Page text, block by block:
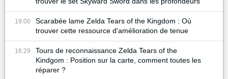
19:00
Scarabée lame Zelda Tears of the Kingdom : Où
trouver cette ressource d'amélioration de tenue
16:29
Tours de reconnaissance Zelda Tears of the
Kindgom : Position sur la carte, comment toutes les
réparer ?